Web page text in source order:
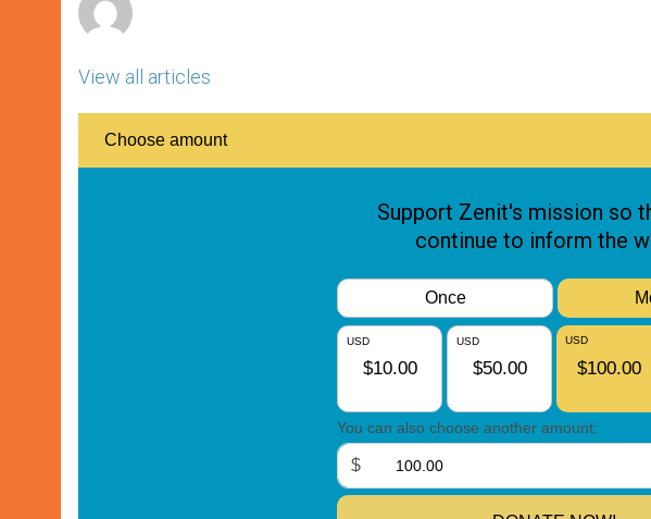
View all articles